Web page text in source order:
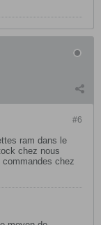
#6
ram dans le
chez nous
chez